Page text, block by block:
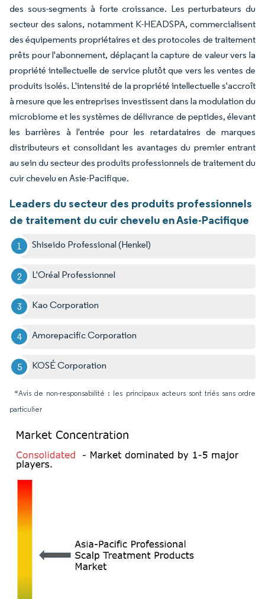
des sous-segments à forte croissance. Les perturbateurs du
secteur des salons, notamment K-HEADSPA, commercialisent
des équipements propriétaires et des protocoles de traitement
prêts pour l'abonnement, déplaçant la capture de valeur vers la
propriété intellectuelle de service plutôt que vers les ventes de
produits isolés. L'intensité de la propriété intellectuelle s'accroît
à mesure que les entreprises investissent dans la modulation du
microbiome et les systèmes de délivrance de peptides, élevant
les barrières à l'entrée pour les retardataires de marques
distributeurs et consolidant les avantages du premier entrant
au sein du secteur des produits professionnels de traitement du
cuir chevelu en Asie-Pacifique.
Leaders du secteur des produits professionnels
de traitement du cuir chevelu en Asie-Pacifique
Shiseido Professional (Henkel)
L'Oréal Professionnel
Kao Corporation
Amorepacific Corporation
KOSÉ Corporation
*Avis de non-responsabilité : les principaux acteurs sont triés sans ordre
particulier